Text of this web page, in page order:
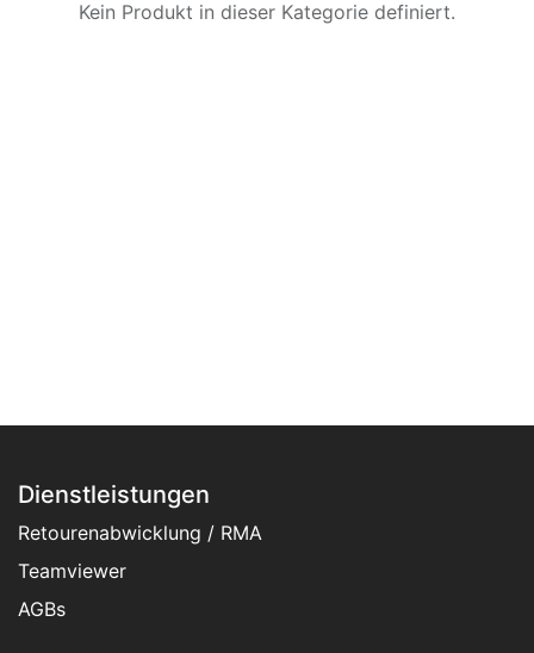
Kein Produkt in dieser Kategorie definiert.
Dienstleistungen
Retourenabwicklung / RMA
Teamviewer
AGBs